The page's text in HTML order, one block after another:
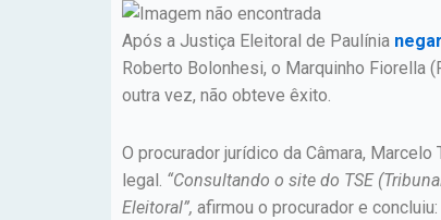
Após a Justiça Eleitoral de Paulínia negar
Roberto Bolonhesi, o Marquinho Fiorella
outra vez, não obteve êxito.
O procurador jurídico da Câmara,
legal. “Consultando o site do TSE
Eleitoral”, afirmou o procurador e concluiu: